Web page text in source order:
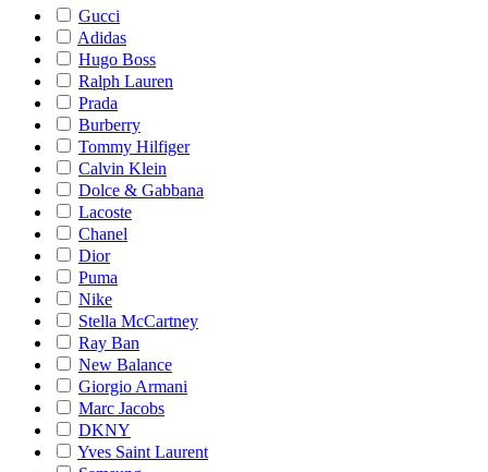
Gucci
Adidas
Hugo Boss
Ralph Lauren
Prada
Burberry
Tommy Hilfiger
Calvin Klein
Dolce & Gabbana
Lacoste
Chanel
Dior
Puma
Nike
Stella McCartney
Ray Ban
New Balance
Giorgio Armani
Marc Jacobs
DKNY
Yves Saint Laurent